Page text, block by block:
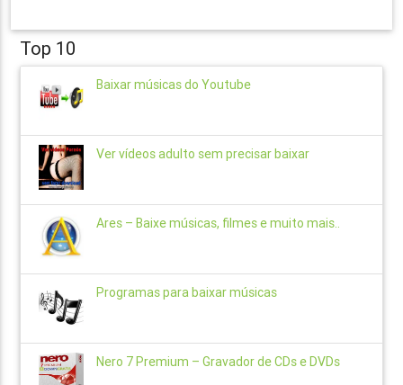
Top 10
Baixar músicas do Youtube
Ver vídeos adulto sem precisar baixar
Ares – Baixe músicas, filmes e muito mais..
Programas para baixar músicas
Nero 7 Premium – Gravador de CDs e DVDs